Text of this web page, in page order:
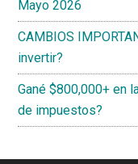
Mayo 2026
CAMBIOS
invertir?
Gané $800,000+ en
de impuestos?